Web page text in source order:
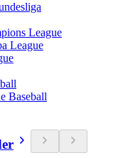
League
League
Baseball